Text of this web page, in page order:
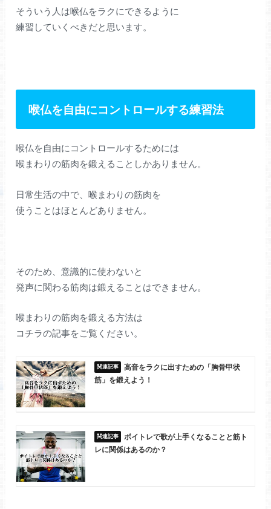
そういう人は喉仏をラクにできるように
練習していくべきだと思います。
喉仏を自由にコントロールする練習法
喉仏を自由にコントロールするためには
喉まわりの筋肉を鍛えることしかありません。
日常生活の中で、喉まわりの筋肉を
使うことはほとんどありません。
そのため、意識的に使わないと
発声に関わる筋肉は鍛えることはできません。
喉まわりの筋肉を鍛える方法は
コチラの記事をご覧ください。
高音をラクに出すための「胸骨甲状
筋」を鍛えよう！
ボイトレで歌が上手くなることと筋ト
レに関係はあるのか？